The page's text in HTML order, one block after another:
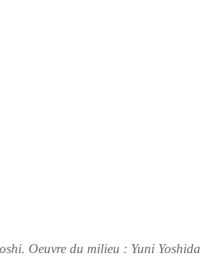
Oeuvre du milieu : Yuni Yoshida